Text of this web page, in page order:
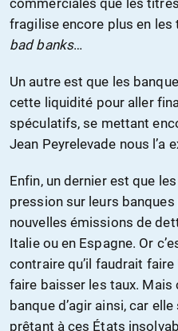
fragilise encore plus en
bad banks…
Un autre est que les
cette liquidité pour aller
spéculatifs, se mettant
Jean Peyrelevade nous l’a
Enfin, un dernier est que
pression sur leurs
nouvelles émissions de
Italie ou en Espagne. Or
contraire qu’il faudrait
faire baisser les taux. Mais
banque d’agir ainsi, car
prêtant à ces États